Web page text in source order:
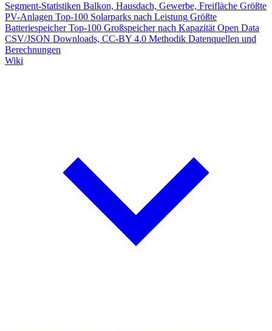
Segment-Statistiken Balkon, Hausdach, Gewerbe, Freifläche Größte
PV-Anlagen Top-100 Solarparks nach Leistung Größte
Batteriespeicher Top-100 Großspeicher nach Kapazität Open Data
CSV/JSON Downloads, CC-BY 4.0 Methodik Datenquellen und
Berechnungen
Wiki